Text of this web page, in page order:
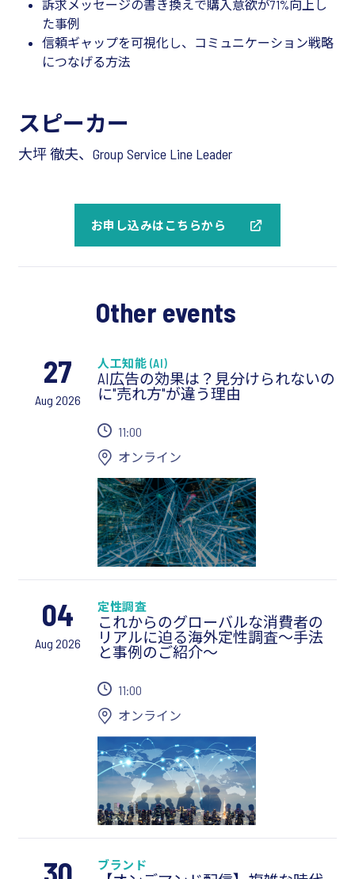
訴求メッセージの書き換えで購入意欲が71%向上し
た事例
信頼ギャップを可視化し、コミュニケーション戦略
につなげる方法
スピーカー
大坪 徹夫、Group Service Line Leader
お申し込みはこちらから
Other events
27
Aug 2026
人工知能 (AI)
AI広告の効果は？見分けられないの
に"売れ方"が違う理由
11:00
オンライン
04
Aug 2026
定性調査
これからのグローバルな消費者の
リアルに迫る海外定性調査～手法
と事例のご紹介～
11:00
オンライン
ブランド